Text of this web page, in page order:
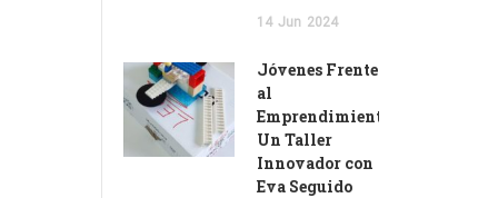
14 Jun 2024
Jóvenes Frente
al
Emprendimiento:
Un Taller
Innovador con
Eva Seguido